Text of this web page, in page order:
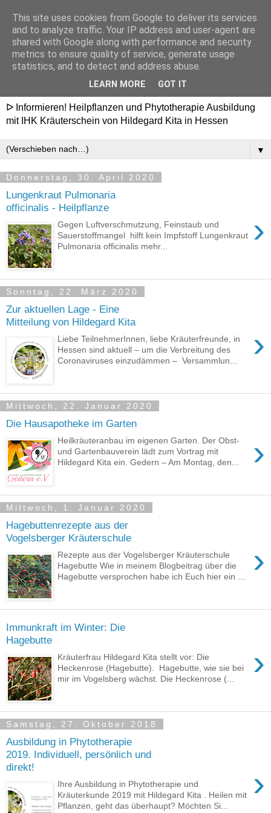
Heilpflanzenschule
Hildegard - Ausbildung in
ᐅ Informieren! Heilpflanzen und Phytotherapie Ausbildung
mit IHK Kräuterschein von Hildegard Kita in Hessen
▼
Donnerstag, 30. April 2020
Lungenkraut Pulmonaria
officinalis - Heilpflanze
›
Gegen Luftverschmutzung, Feinstaub und
Sauerstoffmangel hilft kein Impfstoff Lungenkraut
Pulmonaria officinalis mehr...
Sonntag, 22. März 2020
Zur aktuellen Lage - Eine
Mitteilung von Hildegard Kita
›
Liebe TeilnehmerInnen, liebe Kräuterfreunde, in
Hessen sind aktuell – um die Verbreitung des
Coronaviruses einzudämmen – Versammlun...
Mittwoch, 22. Januar 2020
Die Hausapotheke im Garten
›
Heilkräuteranbau im eigenen Garten. Der Obst-
und Gartenbauverein lädt zum Vortrag mit
Hildegard Kita ein. Gedern – Am Montag, den...
Mittwoch, 1. Januar 2020
Hagebuttenrezepte aus der
Vogelsberger Kräuterschule
›
Rezepte aus der Vogelsberger Kräuterschule
Hagebutte Wie in meinem Blogbeitrag über die
Hagebutte versprochen habe ich Euch hier ein ...
Immunkraft im Winter: Die
Hagebutte
›
Kräuterfrau Hildegard Kita stellt vor: Die
Heckenrose (Hagebutte). Hagebutte, wie sie bei
mir im Vogelsberg wächst. Die Heckenrose (...
Samstag, 27. Oktober 2018
Ausbildung in Phytotherapie
2019. Individuell, persönlich und
direkt!
›
Ihre Ausbildung in Phytotherapie und
Kräuterkunde 2019 mit Hildegard Kita . Heilen mit
Pflanzen, geht das überhaupt? Möchten Si...
This site uses cookies from Google to deliver its services
and to analyze traffic. Your IP address and user-agent are
shared with Google along with performance and security
metrics to ensure quality of service, generate usage
statistics, and to detect and address abuse.
LEARN MORE GOT IT